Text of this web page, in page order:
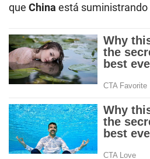
que China está suministrando